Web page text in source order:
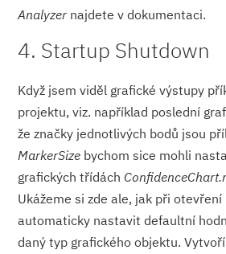
Analyzer najdete v dokumentaci.
4. Startup Shutdown
Když jsem viděl grafické výstupy
projektu, viz. například poslední
že značky jednotlivých bodů jsou
MarkerSize bychom sice mohli
grafických třídách
Ukážeme si zde ale, jak při
automaticky nastavit defaultní
daný typ grafického objektu.